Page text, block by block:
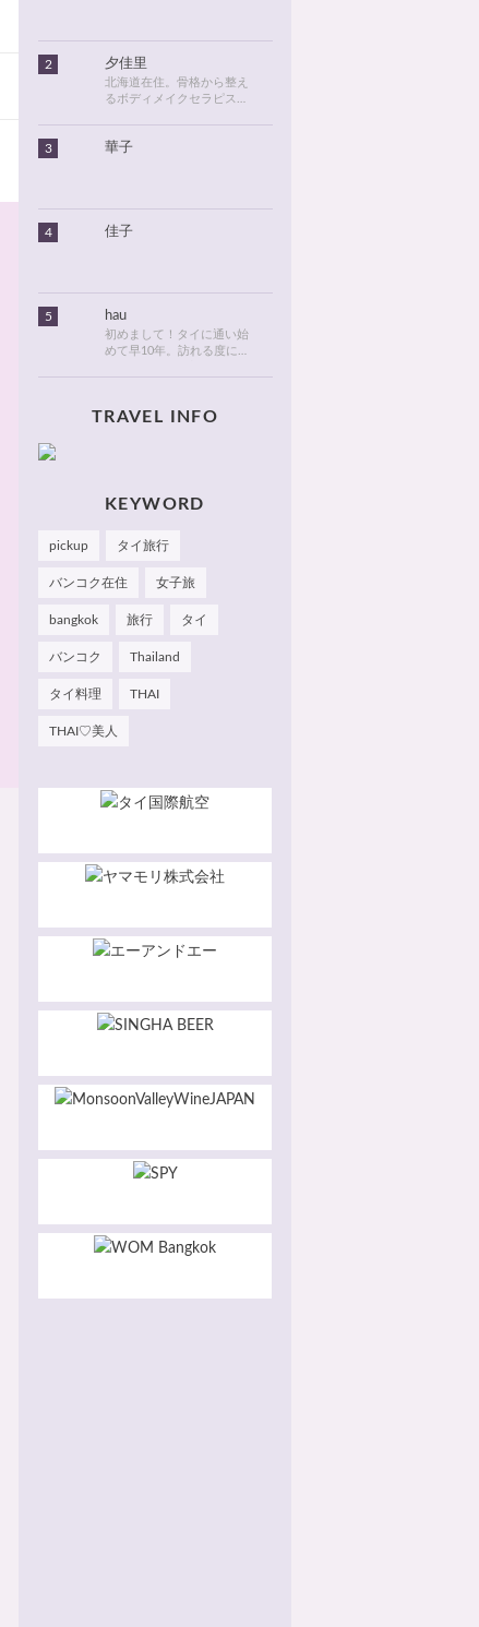
2 夕佳里
北海道在住。骨格から整え
るボディメイクセラピスト
てから、タイが大好きにな
に関する情報などを発信し
ます！
3 華子
4 佳子
5 hau
初めまして！タイに通い始
めて早10年。訪れる度に変
店・おしゃれなカフェやレ
たら嬉しいです 🙂 📌
Instagram Hau's Style
TRAVEL INFO
KEYWORD
pickup タイ旅行
バンコク在住 女子旅
bangkok 旅行 タイ
バンコク Thailand
タイ料理 THAI
THAI♡美人